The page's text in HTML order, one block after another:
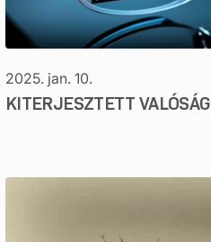
2025. jan. 10.
KITERJESZTETT VALÓSÁG